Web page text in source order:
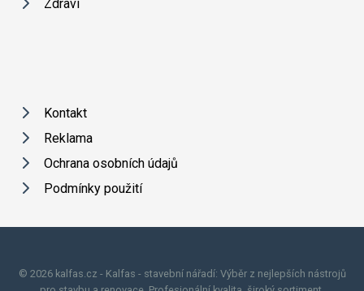
Zdraví
Kontakt
Reklama
Ochrana osobních údajů
Podmínky použití
© 2026 kalfas.cz - Kalfas - stavební nářadí: Výběr z nejlepších nástrojů